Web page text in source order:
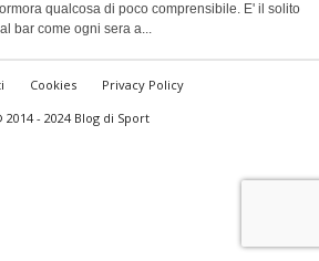
qualcosa di poco comprensibile. E' il solito
bar come ogni sera a...
Cookies
Privacy Policy
2014 - 2024 Blog di Sport